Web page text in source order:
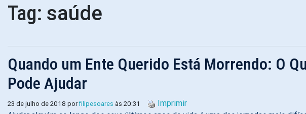
Tag: saúde
Quando um Ente Querido Está Morrendo: O
Pode Ajudar
23 de julho de 2018 porfilipesoares às 20:31
Imprimir